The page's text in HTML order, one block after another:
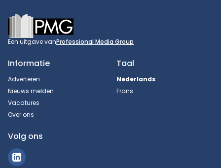
Footer
Een uitgave vanProfessional Media Group
Informatie
Adverteren
Nieuws melden
Vacatures
Over ons
Taal
Nederlands
Frans
Volg ons